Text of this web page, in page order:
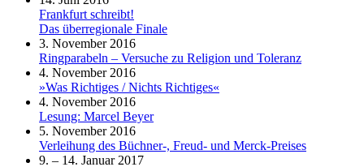
Frankfurt schreibt!
Das überregionale Finale
3. November 2016
Ringparabeln – Versuche zu Religion und Toleranz
4. November 2016
»Was Richtiges / Nichts Richtiges«
4. November 2016
Lesung: Marcel Beyer
5. November 2016
Verleihung des Büchner-, Freud- und Merck-Preises
9. – 14. Januar 2017